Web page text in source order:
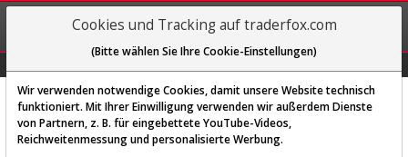
REGIS-
TRIEREN
Diese Funktion ist nur für
Cookies und Tracking auf traderfox.com
(Bitte wählen Sie Ihre Cookie-Einstellungen)
Wir verwenden notwendige Cookies, damit unsere Website technisch
funktioniert. Mit Ihrer Einwilligung verwenden wir außerdem Dienste
von Partnern, z. B. für eingebettete YouTube-Videos,
Reichweitenmessung und personalisierte Werbung.